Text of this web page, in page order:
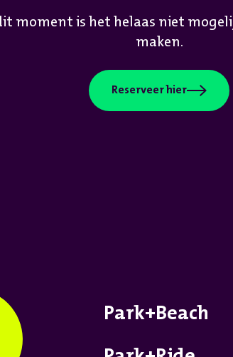
moment is het helaas niet
maken.
Reserveer hier
Park+Beach